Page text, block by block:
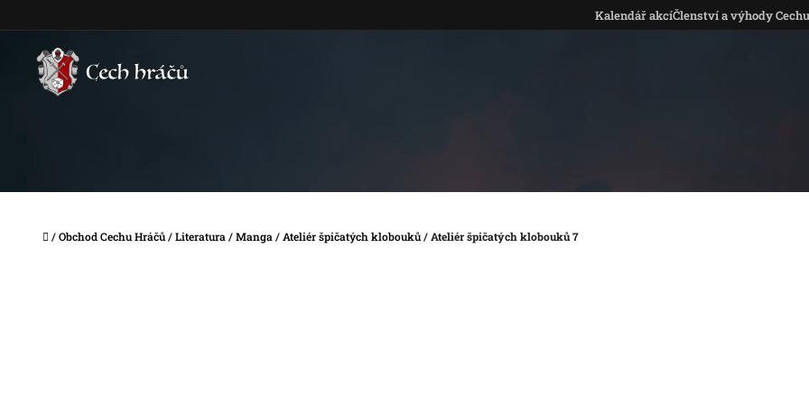
Kalendář akcíČlenství a výhody Cechu
Domů
/Obchod Cechu Hráčů/Literatura/Manga/Ateliér špičatých klobouků/Ateliér špičatých klobouků 7